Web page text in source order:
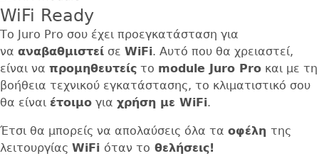
WiFi Ready
Το Juro Pro σου έχει προεγκατάσταση για
να αναβαθμιστεί σε WiFi. Αυτό που θα χρειαστεί,
είναι να προμηθευτείς το module Juro Pro και με τη
βοήθεια τεχνικού εγκατάστασης, το κλιματιστικό σου
θα είναι έτοιμο για χρήση με WiFi.
Έτσι θα μπορείς να απολαύσεις όλα τα οφέλη της
λειτουργίας WiFi όταν το θελήσεις!